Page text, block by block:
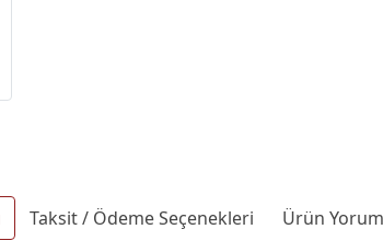
Taksit / Ödeme Seçenekleri Ürün